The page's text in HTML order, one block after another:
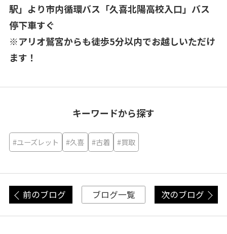
駅」より市内循環バス「久喜北陽高校入口」バス
停下車すぐ
※アリオ鷲宮からも徒歩5分以内でお越しいただけ
ます！
キーワードから探す
#ユーズレット #久喜 #古着 #買取
前のブログ ブログ一覧 次のブログ